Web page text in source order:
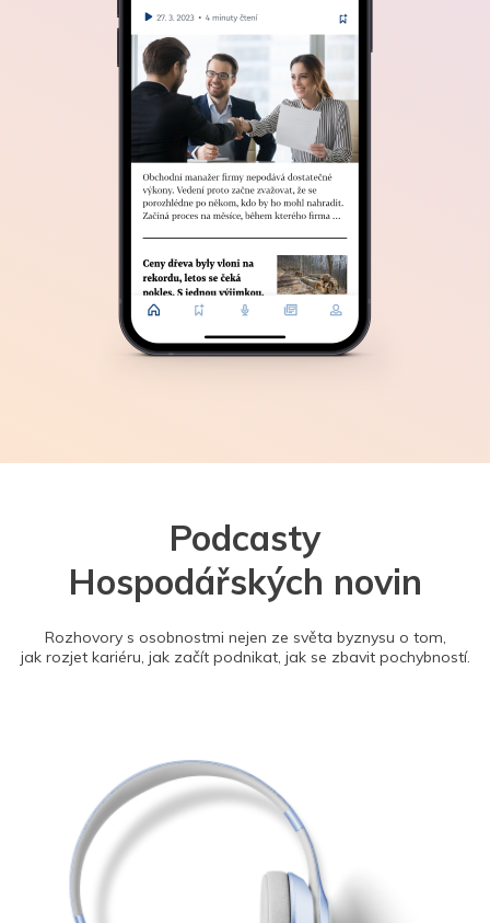
Podcasty
Hospodářských novin
Rozhovory s osobnostmi nejen ze světa byznysu o tom,
jak rozjet kariéru, jak začít podnikat, jak se zbavit pochybností.